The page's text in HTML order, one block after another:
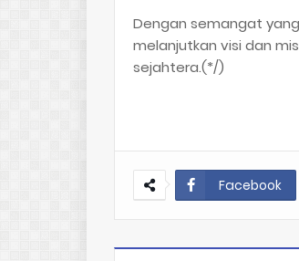
Dengan semangat
melanjutkan visi dan
sejahtera.(*/)
Facebook